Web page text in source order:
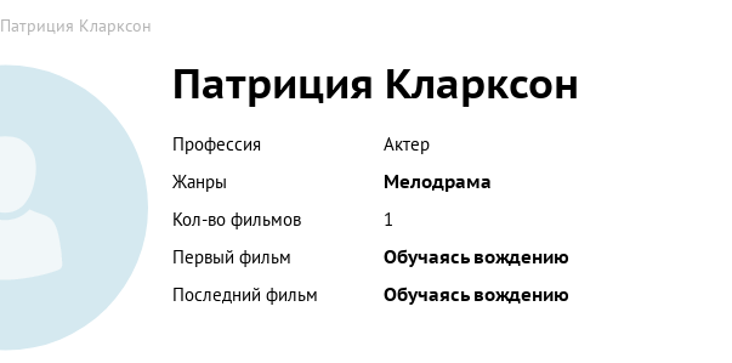
Патриция Кларксон
Патриция Кларксон
Профессия
Актер
Жанры
Мелодрама
Кол-во фильмов
1
Первый фильм
Обучаясь вождению
Последний фильм
Обучаясь вождению